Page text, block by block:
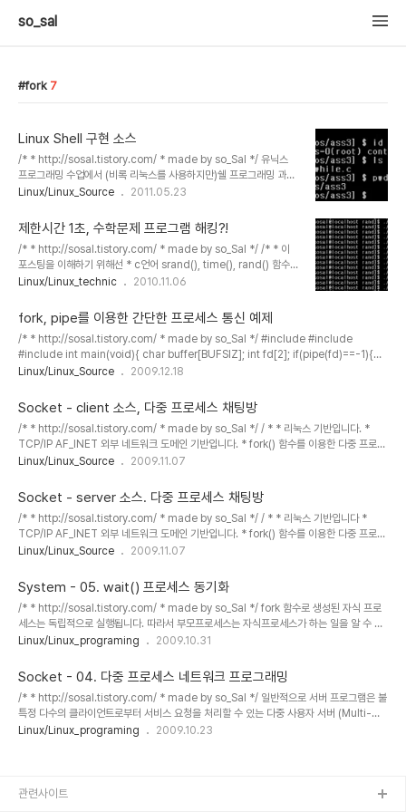
so_sal
fork 7
Linux Shell 구현 소스
/* * http://sosal.tistory.com/ * made by so_Sal */ 유닉스
프로그래밍 수업에서 (비록 리눅스를 사용하지만)쉘 프로그래밍 과제
가 나와, 했던 과제를 한번 올려 봅니다.- Linux shell
back-ground 프로세싱 처리 등에 관하여 구현해보았습니다. *
SIGNAL 기능. - ctrl + c : SIGINT - ctrl + z : SIGTSPT - wait
상태의 부모프로세스는 SIGCHLD로 다시 run. - rs (restart) : 자
식을 SIGCONT signal로 stop 상태를 run으로, 부모는 restart된
자식을 다시 waitpid로 기다림 * lss : ls - ..
Linux/Linux_Source 2011.05.23
제한시간 1초, 수학문제 프로그램 해킹?!
/* * http://sosal.tistory.com/ * made by so_Sal */ /* * 이
포스팅을 이해하기 위해선 * c언어 srand(), time(), rand() 함수들
* 리눅스 read write 파일 시스템콜 뿐만 아니라 * fork(), execl(),
니다./ */ 예전에 숫자 맞추는 게임(?)이 널루트 가입문제로 나왔었던
기억이..있습니다 ㅎㅎ 아마 억대자리수 덧셈이었나?? 그럴텐데.. 기억
이 잘 안나네요. (동아리 선배분께서 열심히 풀고계신걸 잠깐 본적이
ㅎㅎㅎ) 여튼, 번뜩 생각나서 고걸 부셔버리는걸로.. 한번 포스팅 해보
려고 합니다. 목적은 1초안에 1만자리수 덧셈문제를 풀기! 입니다.
Linux/Linux_technic 2010.11.06
fork, pipe를 이용한 간단한 프로세스 통신 예제
/* * http://sosal.tistory.com/ * made by so_Sal */ #include #include
#include int main(void){ char buffer[BUFSIZ]; int fd[2]; if(pipe(fd)==-1){
perror("pipe error..\n"); exit(0); } pid_t pid; pid = fork(); if(pid == -1){
write(fd[1],"This letter is from child",BUFSIZ); sleep(1); //레이스 컨디션 문제 발
생. 부모보다 자식이 먼저 fd에 있는 자료를 //가져갈 수 ..
Linux/Linux_Source 2009.12.18
Socket - client 소스, 다중 프로세스 채팅방
/* * http://sosal.tistory.com/ * made by so_Sal */ / * * 리눅스 기반입니다. *
TCP/IP AF_INET 외부 네트워크 도메인 기반입니다. * fork() 함수를 이용한 다중 프로세
스 원리 기반 채팅방입니다. * 문자열이 자신이 입력한것인지, server가 입력한 것인지 구
는. 받을수 있는 문자열의 길이는 MAXLINE 메크로를 통하여 정하였습니다. * 프로그램의
매개변수는 argv[1]과 argv[2]로, 각각 ip와 port번호를 받습니다. * made by sosal.
http://sosal.tistory.com/ * / #include #include #in..
Linux/Linux_Source 2009.11.07
Socket - server 소스. 다중 프로세스 채팅방
/* * http://sosal.tistory.com/ * made by so_Sal */ / * * 리눅스 기반입니다 *
TCP/IP AF_INET 외부 네트워크 도메인 기반입니다. * fork() 함수를 이용한 다중 프로세
스 원리 기반 채팅방입니다. * 문자열이 자신이 입력한것인지, client가 입력한 것인지 구분
받을수 있는 문자열의 길이는 MAXLINE 메크로를 통하여 정하였습니다. * 프로그램의 매
개변수는 argv[1]로 port번호를 받습니다. * made by sosal.
http://sosal.tistory.com/ * / #include #include #include #include #in..
Linux/Linux_Source 2009.11.07
System - 05. wait() 프로세스 동기화
/* * http://sosal.tistory.com/ * made by so_Sal */ fork 함수로 생성된 자식 프로
세스는 독립적으로 실행됩니다. 따라서 부모프로세스는 자식프로세스가 하는 일을 알 수 없
고, 변수의 공유나 자식프로세스가 계속 살아있는지 등에 대한 정보를 기본적으로는 알 수
stat_loc은 종료된 프로세스의 pid 값을 리턴하여 보통 pid_t 변수에다 저장합니다. ex)
int stat_loc; pid_t child_pid; child_pid = wait(&stat_loc); wait 시스템콜은 자식
프로세스중 하나가 종료될 때까지 부모 프로세스를 기다리게..
Linux/Linux_programing 2009.10.31
Socket - 04. 다중 프로세스 네트워크 프로그래밍
/* * http://sosal.tistory.com/ * made by so_Sal */ 일반적으로 서버 프로그램은 불
특정 다수의 클라이언트로부터 서비스 요청을 처리할 수 있는 다중 사용자 서버 (Multi-
user server)로 개발됩니다. 다중 사용자 서버는 반복 처리 서버(Iterative Server)와 동
로부터 서비스 요청을 동시에 처리함으로써 서비스 제공을 보장합니다. 대표적인 모델은 다
Linux/Linux_programing 2009.10.23
관련사이트